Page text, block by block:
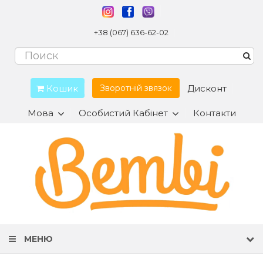
+38 (067) 636-62-02
Кошик Зворотній звязок Дисконт
Мова Особистий Кабінет Контакти
МЕНЮ